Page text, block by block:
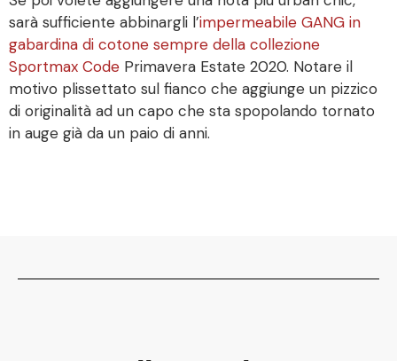
sarà sufficiente abbinargli l’impermeabile GANG in
gabardina di cotone sempre della collezione
Sportmax Code Primavera Estate 2020. Notare il
motivo plissettato sul fianco che aggiunge un pizzico
di originalità ad un capo che sta spopolando tornato
in auge già da un paio di anni.